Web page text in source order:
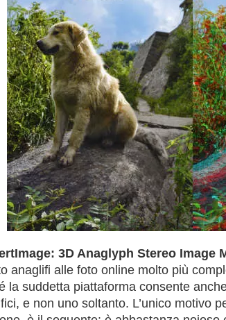
3D Anaglyph Stereo Image
anaglifi alle foto online molto più
la suddetta piattaforma consente
e non uno soltanto. L’unico motivo